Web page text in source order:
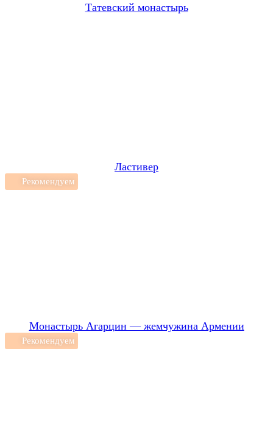
Татевский монастырь
Ластивер
Рекомендуем
Монастырь Агарцин — жемчужина Армении
Рекомендуем